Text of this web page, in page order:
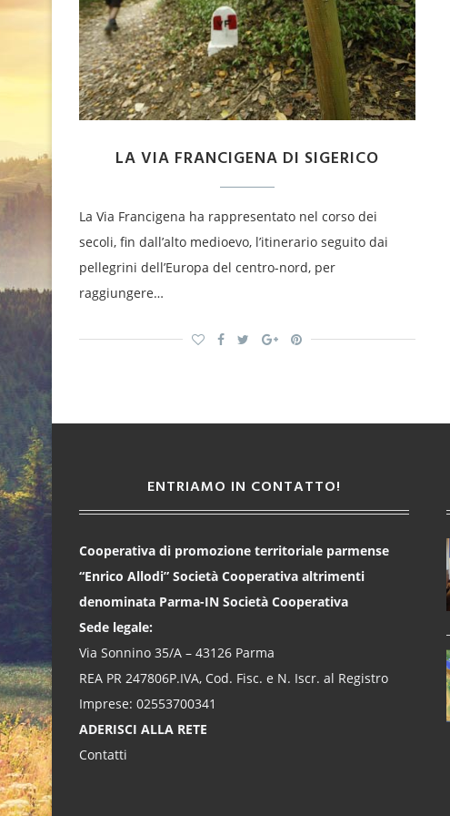
LA VIA FRANCIGENA DI SIGERICO
La Via Francigena ha rappresentato nel corso dei
secoli, fin dall’alto medioevo, l’itinerario seguito dai
pellegrini dell’Europa del centro-nord, per
raggiungere…
ENTRIAMO IN CONTATTO!
Cooperativa di promozione territoriale parmense
“Enrico Allodi” Società Cooperativa altrimenti
denominata Parma-IN Società Cooperativa
Sede legale:
Via Sonnino 35/A – 43126 Parma
REA PR 247806P.IVA, Cod. Fisc. e N. Iscr. al Registro
Imprese: 02553700341
ADERISCI ALLA RETE
Contatti